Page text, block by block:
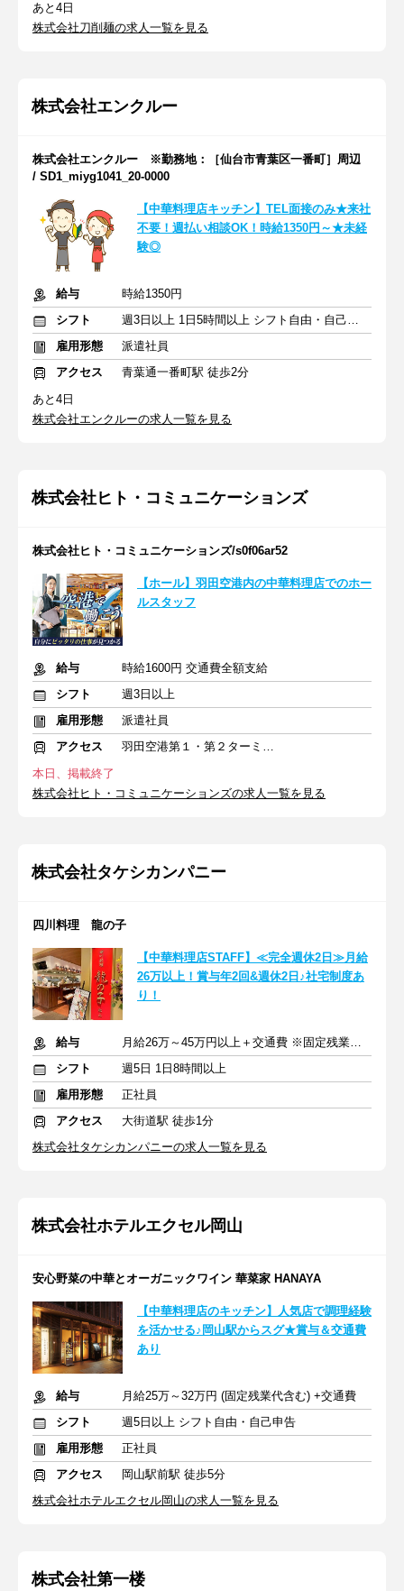
あと4日
株式会社刀削麺の求人一覧を見る
株式会社エンクルー
株式会社エンクルー ※勤務地：［仙台市青葉区一番町］周辺
/ SD1_miyg1041_20-0000
【中華料理店キッチン】TEL面接のみ★来社
不要！週払い相談OK！時給1350円～★未経
験◎
給与
時給1350円
シフト
週3日以上 1日5時間以上 シフト自由・自己申告
雇用形態
派遣社員
アクセス
青葉通一番町駅 徒歩2分
あと4日
株式会社エンクルーの求人一覧を見る
株式会社ヒト・コミュニケーションズ
株式会社ヒト・コミュニケーションズ/s0f06ar52
【ホール】羽田空港内の中華料理店でのホー
ルスタッフ
給与
時給1600円 交通費全額支給
シフト
週3日以上
雇用形態
派遣社員
アクセス
羽田空港第１・第２ターミナル(京急)駅
本日、掲載終了
株式会社ヒト・コミュニケーションズの求人一覧を見る
株式会社タケシカンパニー
四川料理 龍の子
【中華料理店STAFF】≪完全週休2日≫月給
26万以上！賞与年2回&週休2日♪社宅制度あ
り！
給与
月給26万～45万円以上＋交通費 ※固定残業代含む
シフト
週5日 1日8時間以上
雇用形態
正社員
アクセス
大街道駅 徒歩1分
株式会社タケシカンパニーの求人一覧を見る
株式会社ホテルエクセル岡山
安心野菜の中華とオーガニックワイン 華菜家 HANAYA
【中華料理店のキッチン】人気店で調理経験
を活かせる♪岡山駅からスグ★賞与＆交通費
あり
給与
月給25万～32万円 (固定残業代含む) +交通費
シフト
週5日以上 シフト自由・自己申告
雇用形態
正社員
アクセス
岡山駅前駅 徒歩5分
株式会社ホテルエクセル岡山の求人一覧を見る
株式会社第一楼